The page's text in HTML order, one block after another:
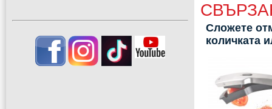
Сложете
количката